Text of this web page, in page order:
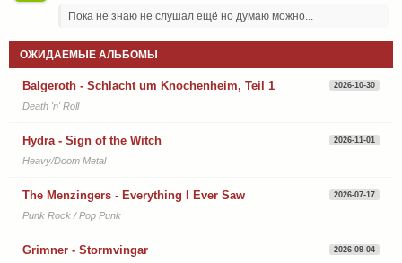
Пока не знаю не слушал ещё но думаю можно...
ОЖИДАЕМЫЕ АЛЬБОМЫ
Balgeroth - Schlacht um Knochenheim, Teil 1 2026-10-30
Death 'n' Roll
Hydra - Sign of the Witch 2026-11-01
Heavy/Doom Metal
The Menzingers - Everything I Ever Saw 2026-07-17
Punk Rock / Pop Punk
Grimner - Stormvingar 2026-09-04